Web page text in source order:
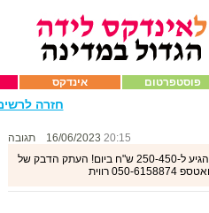
אינדקס פוסטפרטום
חזרה
20:15
תגובה
דרושים לעבודה מהבית בהעתק הדבק (הזנת תוכן ונתונים), אפשרות להגיע ל-250-450 ש"ח ביום! העתק הדבק של
רווית